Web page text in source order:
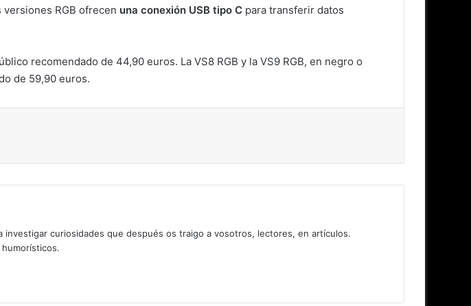
RGB ofrecen una conexión USB tipo C para transferir datos
recomendado de 44,90 euros. La VS8 RGB y la VS9 RGB, en negro o
de 59,90 euros.
curiosidades que después os traigo a vosotros, lectores, en artículos.